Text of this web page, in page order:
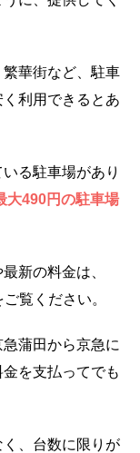
華街など、駐車
利用できるとあ
る駐車場があり
大490円の駐車場
新の料金は、
ご覧ください。
蒲田から京急に
を支払ってでも
、台数に限りが